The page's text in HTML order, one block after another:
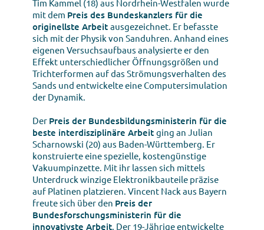
Tim Kammel (18) aus Nordrhein-Westfalen wurde
mit dem Preis des Bundeskanzlers für die
originellste Arbeit ausgezeichnet. Er befasste
sich mit der Physik von Sanduhren. Anhand eines
eigenen Versuchsaufbaus analysierte er den
Effekt unterschiedlicher Öffnungsgrößen und
Trichterformen auf das Strömungsverhalten des
Sands und entwickelte eine Computersimulation
der Dynamik.
Der Preis der Bundesbildungsministerin für die
beste interdisziplinäre Arbeit ging an Julian
Scharnowski (20) aus Baden-Württemberg. Er
konstruierte eine spezielle, kostengünstige
Vakuumpinzette. Mit ihr lassen sich mittels
Unterdruck winzige Elektronikbauteile präzise
auf Platinen platzieren. Vincent Nack aus Bayern
freute sich über den Preis der
Bundesforschungsministerin für die
innovativste Arbeit . Der 19-Jährige entwickelte